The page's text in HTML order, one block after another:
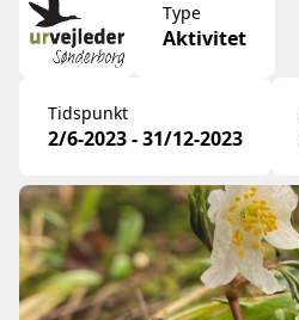
Type
Aktivitet
Tidspunkt
2/6-2023 - 31/12-2023